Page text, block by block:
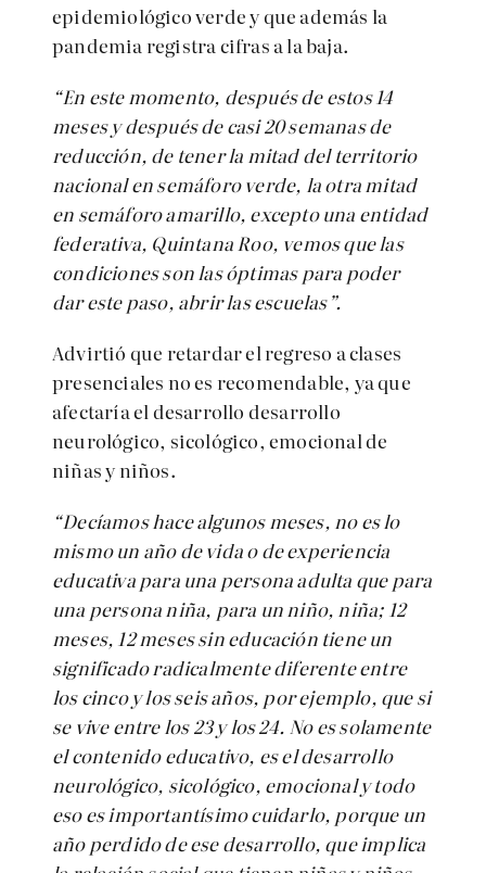
epidemiológico verde y que además la
pandemia registra cifras a la baja.
“En este momento, después de estos 14
meses y después de casi 20 semanas de
reducción, de tener la mitad del territorio
nacional en semáforo verde, la otra mitad
en semáforo amarillo, excepto una entidad
federativa, Quintana Roo, vemos que las
condiciones son las óptimas para poder
dar este paso, abrir las escuelas”.
Advirtió que retardar el regreso a clases
presenciales no es recomendable, ya que
afectaría el desarrollo desarrollo
neurológico, sicológico, emocionalde
niñas y niños.
“Decíamos hace algunos meses, no es lo
mismo un año de vida o de experiencia
educativa para una persona adulta que para
una persona niña, para un niño, niña; 12
meses, 12 meses sin educación tiene un
significado radicalmente diferente entre
los cinco y los seis años, por ejemplo, que si
se vive entre los 23 y los 24. No es solamente
el contenido educativo, es el desarrollo
neurológico, sicológico, emocional y todo
eso es importantísimo cuidarlo, porque un
año perdido de ese desarrollo, que implica